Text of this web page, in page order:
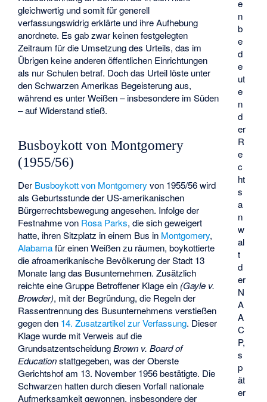
e
n
b
e
d
e
ut
e
n
d
er
R
e
c
ht
s
a
n
w
al
t
d
er
N
A
A
C
P,
s
p
ät
er
gleichwertig und somit für generell
verfassungswidrig erklärte und ihre Aufhebung
anordnete. Es gab zwar keinen festgelegten
Zeitraum für die Umsetzung des Urteils, das im
Übrigen keine anderen öffentlichen Einrichtungen
als nur Schulen betraf. Doch das Urteil löste unter
den Schwarzen Amerikas Begeisterung aus,
während es unter Weißen – insbesondere im Süden
– auf Widerstand stieß.
Busboykott von Montgomery
(1955/56)
Der Busboykott von Montgomery von 1955/56 wird
als Geburtsstunde der US-amerikanischen
Bürgerrechtsbewegung angesehen. Infolge der
Festnahme von Rosa Parks, die sich geweigert
hatte, ihren Sitzplatz in einem Bus in Montgomery,
Alabamafür einen Weißen zu räumen, boykottierte
die afroamerikanische Bevölkerung der Stadt 13
Monate lang das Busunternehmen. Zusätzlich
reichte eine Gruppe Betroffener Klage ein (Gayle v.
Browder), mit der Begründung, die Regeln der
Rassentrennung des Busunternehmens verstießen
gegen den 14. Zusatzartikel zur Verfassung. Dieser
Klage wurde mit Verweis auf die
GrundsatzentscheidungBrown v. Board of
Educationstattgegeben, was der Oberste
Gerichtshof am 13. November 1956 bestätigte. Die
Schwarzen hatten durch diesen Vorfall nationale
Aufmerksamkeit gewonnen, insbesondere der